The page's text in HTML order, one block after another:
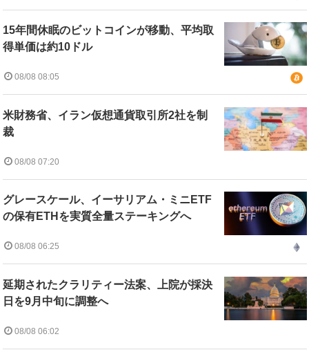
15年間休眠のビットコインが移動、平均取
得単価は約10ドル
08/08 08:05
米財務省、イラン仮想通貨取引所2社を制
裁
08/08 07:20
グレースケール、イーサリアム・ミニETF
の保有ETHを実質全量ステーキングへ
08/08 06:25
延期されたクラリティー法案、上院が採決
日を9月中旬に調整へ
08/08 06:02